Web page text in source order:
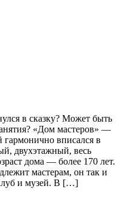
в сказку? Может быть
«Дом мастеров» —
гармонично вписался в
двухэтажный, весь
дома — более 170 лет.
мастерам, он так и
и музей. В […]